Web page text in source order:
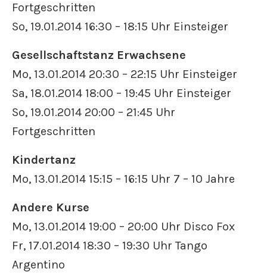
Fortgeschritten
So, 19.01.2014 16:30 – 18:15 Uhr Einsteiger
Gesellschaftstanz Erwachsene
Mo, 13.01.2014 20:30 – 22:15 Uhr Einsteiger
Sa, 18.01.2014 18:00 – 19:45 Uhr Einsteiger
So, 19.01.2014 20:00 – 21:45 Uhr
Fortgeschritten
Kindertanz
Mo, 13.01.2014 15:15 – 16:15 Uhr 7 – 10 Jahre
Andere Kurse
Mo, 13.01.2014 19:00 – 20:00 Uhr Disco Fox
Fr, 17.01.2014 18:30 – 19:30 Uhr Tango
Argentino